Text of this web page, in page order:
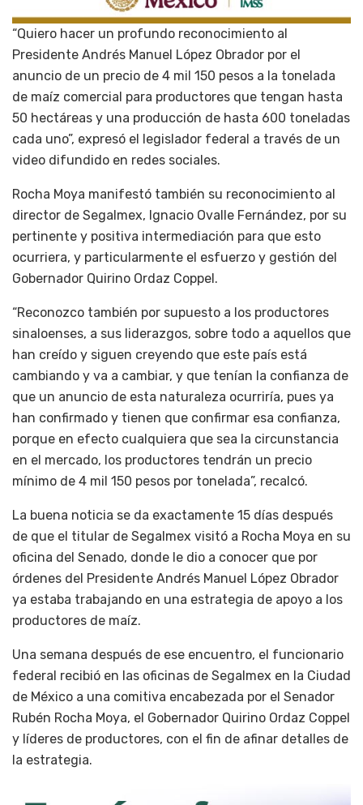
“Quiero hacer un profundo reconocimiento al
Presidente Andrés Manuel López Obrador por el
anuncio de un precio de 4 mil 150 pesos a la tonelada
de maíz comercial para productores que tengan hasta
50 hectáreas y una producción de hasta 600 toneladas
cada uno”, expresó el legislador federal a través de un
video difundido en redes sociales.
Rocha Moya manifestó también su reconocimiento al
director de Segalmex, Ignacio Ovalle Fernández, por su
pertinente y positiva intermediación para que esto
ocurriera, y particularmente el esfuerzo y gestión del
Gobernador Quirino Ordaz Coppel.
“Reconozco también por supuesto a los productores
sinaloenses, a sus liderazgos, sobre todo a aquellos que
han creído y siguen creyendo que este país está
cambiando y va a cambiar, y que tenían la confianza de
que un anuncio de esta naturaleza ocurriría, pues ya
han confirmado y tienen que confirmar esa confianza,
porque en efecto cualquiera que sea la circunstancia
en el mercado, los productores tendrán un precio
mínimo de 4 mil 150 pesos por tonelada”, recalcó.
La buena noticia se da exactamente 15 días después
de que el titular de Segalmex visitó a Rocha Moya en su
oficina del Senado, donde le dio a conocer que por
órdenes del Presidente Andrés Manuel López Obrador
ya estaba trabajando en una estrategia de apoyo a los
productores de maíz.
Una semana después de ese encuentro, el funcionario
federal recibió en las oficinas de Segalmex en la Ciudad
de México a una comitiva encabezada por el Senador
Rubén Rocha Moya, el Gobernador Quirino Ordaz Coppel
y líderes de productores, con el fin de afinar detalles de
la estrategia.